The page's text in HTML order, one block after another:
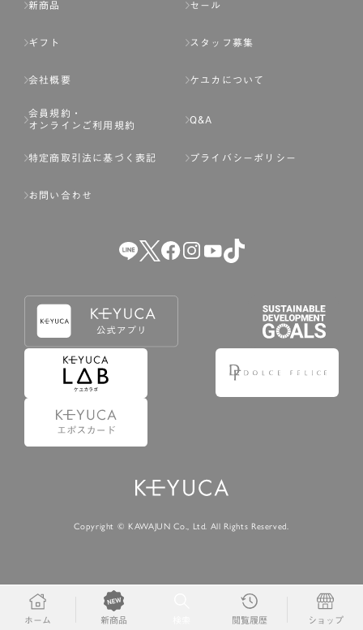
ホーム 新商品 閲覧履歴 ショップ
新商品 セール
ギフト スタッフ募集
会社概要 ケユカについて
会員規約・
オンラインご利用規約
Q&A
特定商取引法に基づく表記 プライバシーポリシー
お問い合わせ
Copyright © KAWAJUN Co., Ltd. All Rights Reserved.